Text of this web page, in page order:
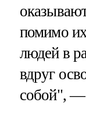
помимо
людей в
вдруг
собой", —